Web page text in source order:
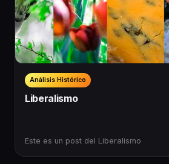
Análisis Histórico
Liberalismo
E ste es un post del Liberalismo